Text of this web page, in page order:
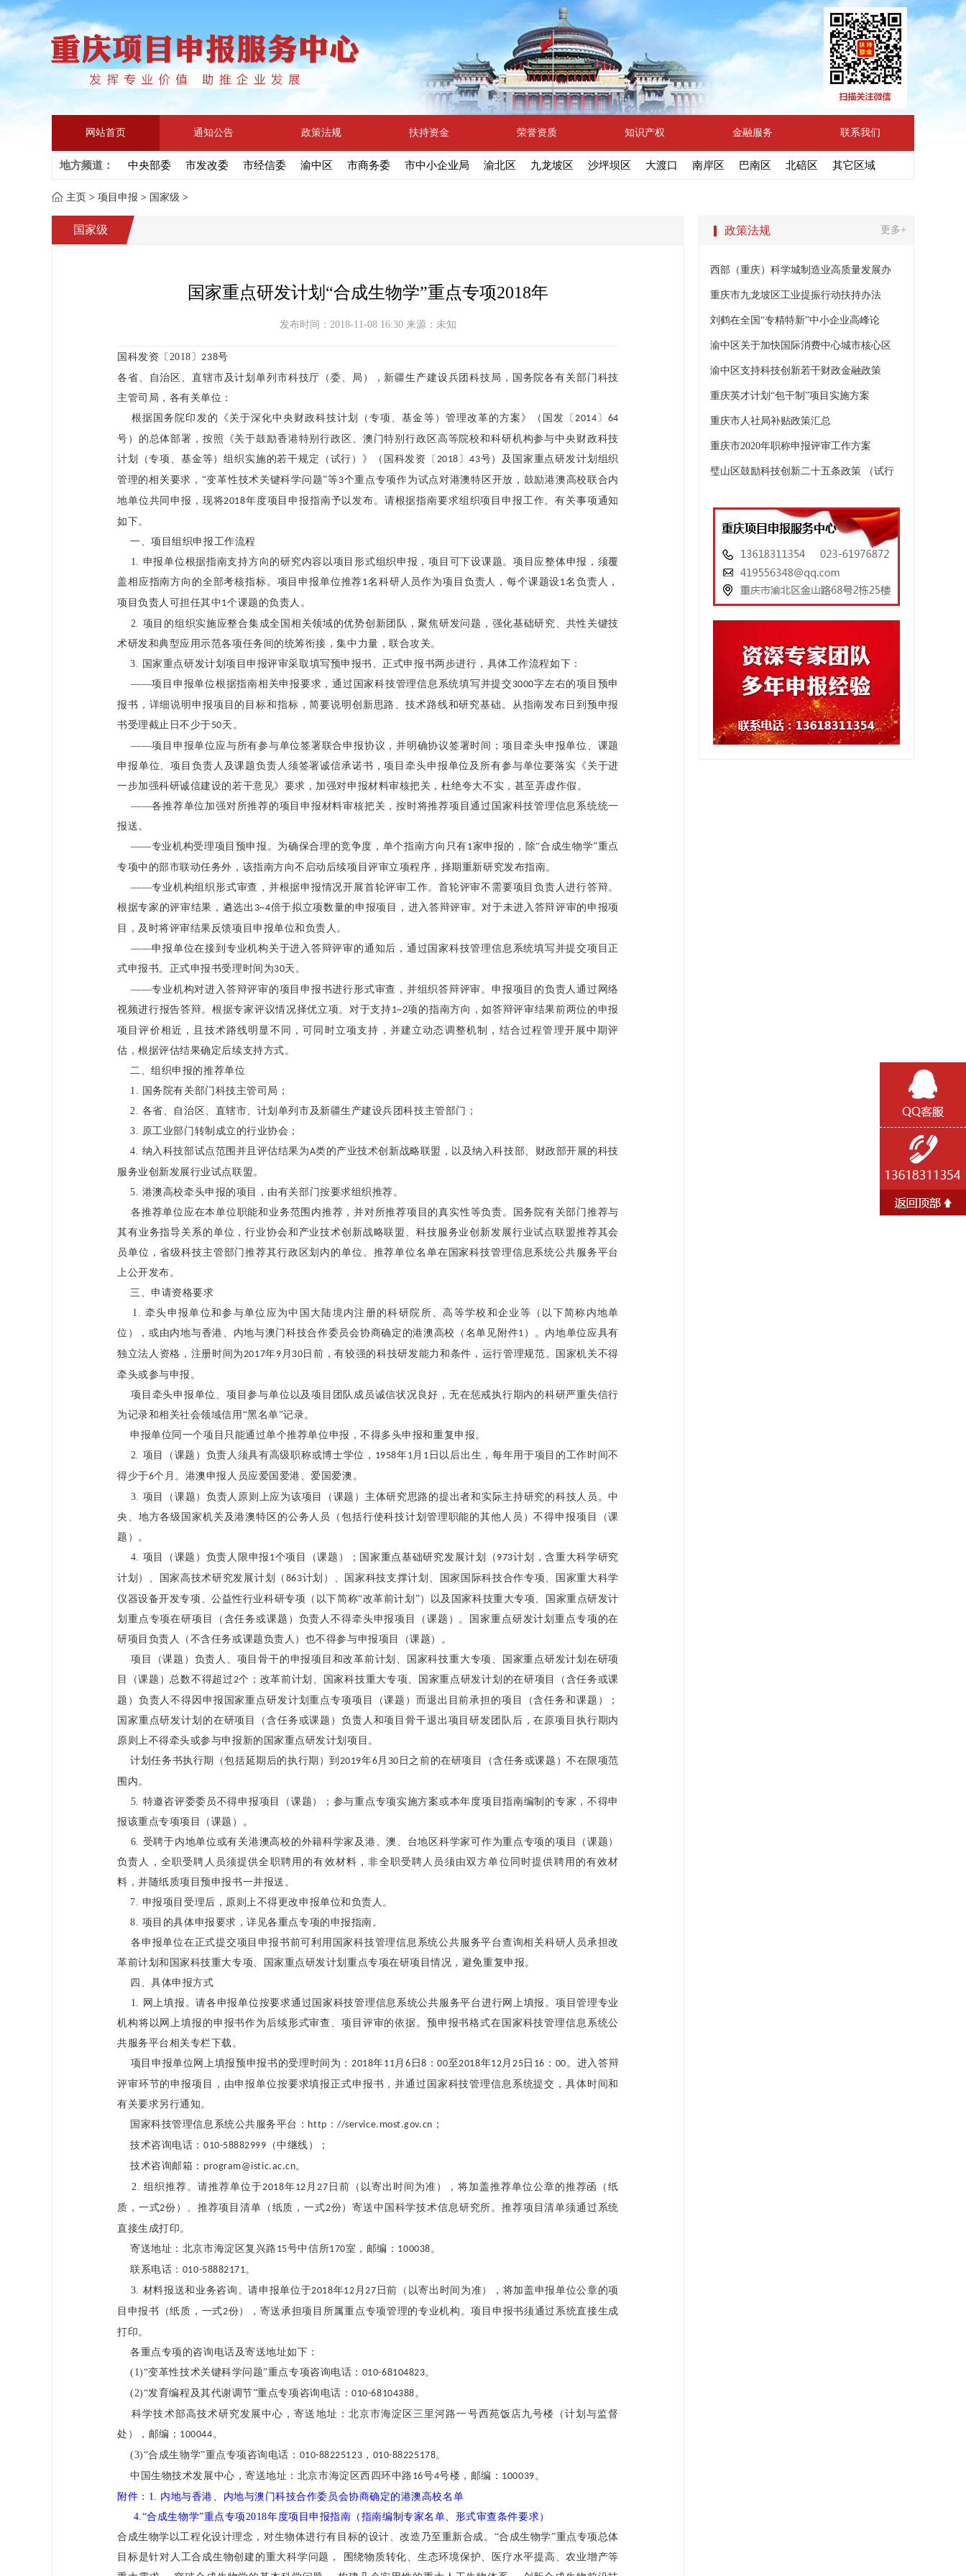
网站首页 通知公告 政策法规 扶持资金 荣誉资质 知识产权 金融服务 联系我们
地方频道： 中央部委 市发改委 市经信委 渝中区 市商务委 市中小企业局 渝北区 九龙坡区 沙坪坝区 大渡口 南岸区 巴南区 北碚区 其它区域
主页 > 项目申报 > 国家级 >
国家级
国家重点研发计划“合成生物学”重点专项2018年
发布时间：2018-11-08 16:30 来源：未知
国科发资〔 2018 〕238号
各省、自治区、直辖市及计划单列市科技厅（委、局），新疆生产建设兵团科技局，国务院各有关部门科技
主管司局，各有关单位：
根据国务院印发的《关于深化中央财政科技计划（专项、基金等）管理改革的方案》（国发〔2014 〕 64
号）的总体部署，按照《关于鼓励香港特别行政区、澳门特别行政区高等院校和科研机构参与中央财政科技
计划（专项、基金等）组织实施的若干规定（试行）》（国科发资〔 2018 〕43号）及国家重点研发计划组织
管理的相关要求，“变革性技术关键科学问题”等3个重点专项作为试点对港澳特区开放，鼓励港澳高校联合内
地单位共同申报，现将2018年度项目申报指南予以发布。请根据指南要求组织项目申报工作。有关事项通知
如下。
一、项目组织申报工作流程
1. 申报单位根据指南支持方向的研究内容以项目形式组织申报，项目可下设课题。项目应整体申报，须覆
盖相应指南方向的全部考核指标。项目申报单位推荐1名科研人员作为项目负责人，每个课题设1名负责人，
项目负责人可担任其中 1个课题的负责人。
2. 项目的组织实施应整合集成全国相关领域的优势创新团队，聚焦研发问题，强化基础研究、共性关键技
术研发和典型应用示范各项任务间的统筹衔接，集中力量，联合攻关。
3. 国家重点研发计划项目申报评审采取填写预申报书、正式申报书两步进行，具体工作流程如下：
——项目申报单位根据指南相关申报要求，通过国家科技管理信息系统填写并提交3000字左右的项目预申
报书，详细说明申报项目的目标和指标，简要说明创新思路、技术路线和研究基础。从指南发布日到预申报
书受理截止日不少于50天。
——项目申报单位应与所有参与单位签署联合申报协议，并明确协议签署时间；项目牵头申报单位、课题
申报单位、项目负责人及课题负责人须签署诚信承诺书，项目牵头申报单位及所有参与单位要落实《关于进
一步加强科研诚信建设的若干意见》要求，加强对申报材料审核把关，杜绝夸大不实，甚至弄虚作假。
——各推荐单位加强对所推荐的项目申报材料审核把关，按时将推荐项目通过国家科技管理信息系统统一
报送。
——专业机构受理项目预申报。为确保合理的竞争度，单个指南方向只有1家申报的，除“合成生物学”重点
专项中的部市联动任务外，该指南方向不启动后续项目评审立项程序，择期重新研究发布指南。
——专业机构组织形式审查，并根据申报情况开展首轮评审工作。首轮评审不需要项目负责人进行答辩。
根据专家的评审结果，遴选出 3~4倍于拟立项数量的申报项目，进入答辩评审。对于未进入答辩评审的申报项
目，及时将评审结果反馈项目申报单位和负责人。
——申报单位在接到专业机构关于进入答辩评审的通知后，通过国家科技管理信息系统填写并提交项目正
式申报书。正式申报书受理时间为30天。
——专业机构对进入答辩评审的项目申报书进行形式审查，并组织答辩评审。申报项目的负责人通过网络
视频进行报告答辩。根据专家评议情况择优立项。对于支持1~2项的指南方向，如答辩评审结果前两位的申报
项目评价相近，且技术路线明显不同，可同时立项支持，并建立动态调整机制，结合过程管理开展中期评
估，根据评估结果确定后续支持方式。
二、组织申报的推荐单位
1. 国务院有关部门科技主管司局；
2. 各省、自治区、直辖市、计划单列市及新疆生产建设兵团科技主管部门；
3. 原工业部门转制成立的行业协会；
4. 纳入科技部试点范围并且评估结果为A类的产业技术创新战略联盟，以及纳入科技部、财政部开展的科技
服务业创新发展行业试点联盟。
5. 港澳高校牵头申报的项目，由有关部门按要求组织推荐。
各推荐单位应在本单位职能和业务范围内推荐，并对所推荐项目的真实性等负责。国务院有关部门推荐与
其有业务指导关系的单位，行业协会和产业技术创新战略联盟、科技服务业创新发展行业试点联盟推荐其会
员单位，省级科技主管部门推荐其行政区划内的单位。推荐单位名单在国家科技管理信息系统公共服务平台
上公开发布。
三、申请资格要求
1. 牵头申报单位和参与单位应为中国大陆境内注册的科研院所、高等学校和企业等（以下简称内地单
位），或由内地与香港、内地与澳门科技合作委员会协商确定的港澳高校（名单见附件1 ）。内地单位应具有
独立法人资格，注册时间为2017年9 月 30 日前，有较强的科技研发能力和条件，运行管理规范。国家机关不得
牵头或参与申报。
项目牵头申报单位、项目参与单位以及项目团队成员诚信状况良好，无在惩戒执行期内的科研严重失信行
为记录和相关社会领域信用“黑名单”记录。
申报单位同一个项目只能通过单个推荐单位申报，不得多头申报和重复申报。
2. 项目（课题）负责人须具有高级职称或博士学位， 1958年1月 1 日以后出生，每年用于项目的工作时间不
得少于6个月。港澳申报人员应爱国爱港、爱国爱澳。
3. 项目（课题）负责人原则上应为该项目（课题）主体研究思路的提出者和实际主持研究的科技人员。中
央、地方各级国家机关及港澳特区的公务人员（包括行使科技计划管理职能的其他人员）不得申报项目（课
题）。
4. 项目（课题）负责人限申报 1个项目（课题）；国家重点基础研究发展计划（ 973计划，含重大科学研究
计划）、国家高技术研究发展计划（ 863计划）、国家科技支撑计划、国家国际科技合作专项、国家重大科学
仪器设备开发专项、公益性行业科研专项（以下简称“改革前计划”）以及国家科技重大专项、国家重点研发计
划重点专项在研项目（含任务或课题）负责人不得牵头申报项目（课题）。国家重点研发计划重点专项的在
研项目负责人（不含任务或课题负责人）也不得参与申报项目（课题）。
项目（课题）负责人、项目骨干的申报项目和改革前计划、国家科技重大专项、国家重点研发计划在研项
目（课题）总数不得超过2个；改革前计划、国家科技重大专项、国家重点研发计划的在研项目（含任务或课
题）负责人不得因申报国家重点研发计划重点专项项目（课题）而退出目前承担的项目（含任务和课题）；
国家重点研发计划的在研项目（含任务或课题）负责人和项目骨干退出项目研发团队后，在原项目执行期内
原则上不得牵头或参与申报新的国家重点研发计划项目。
计划任务书执行期（包括延期后的执行期）到 2019年6月 30 日之前的在研项目（含任务或课题）不在限项范
围内。
5. 特邀咨评委委员不得申报项目（课题）；参与重点专项实施方案或本年度项目指南编制的专家，不得申
报该重点专项项目（课题）。
6. 受聘于内地单位或有关港澳高校的外籍科学家及港、澳、台地区科学家可作为重点专项的项目（课题）
负责人，全职受聘人员须提供全职聘用的有效材料，非全职受聘人员须由双方单位同时提供聘用的有效材
料，并随纸质项目预申报书一并报送。
7. 申报项目受理后，原则上不得更改申报单位和负责人。
8. 项目的具体申报要求，详见各重点专项的申报指南。
各申报单位在正式提交项目申报书前可利用国家科技管理信息系统公共服务平台查询相关科研人员承担改
革前计划和国家科技重大专项、国家重点研发计划重点专项在研项目情况，避免重复申报。
四、具体申报方式
1. 网上填报。请各申报单位按要求通过国家科技管理信息系统公共服务平台进行网上填报。项目管理专业
机构将以网上填报的申报书作为后续形式审查、项目评审的依据。预申报书格式在国家科技管理信息系统公
共服务平台相关专栏下载。
项目申报单位网上填报预申报书的受理时间为：2018年11月 6 日8 ：00至2018年12月25 日 16 ： 00。进入答辩
评审环节的申报项目，由申报单位按要求填报正式申报书，并通过国家科技管理信息系统提交，具体时间和
有关要求另行通知。
国家科技管理信息系统公共服务平台： http ：//service.most.gov.cn ；
技术咨询电话： 010-58882999 （中继线）；
技术咨询邮箱： program@istic.ac.cn。
2. 组织推荐。请推荐单位于2018年12 月27 日前（以寄出时间为准），将加盖推荐单位公章的推荐函（纸
质，一式2份）、推荐项目清单（纸质，一式2份）寄送中国科学技术信息研究所。推荐项目清单须通过系统
直接生成打印。
寄送地址：北京市海淀区复兴路 15号中信所170室，邮编： 100038。
联系电话： 010-58882171。
3. 材料报送和业务咨询。请申报单位于2018年12 月27 日前（以寄出时间为准），将加盖申报单位公章的项
目申报书（纸质，一式2份），寄送承担项目所属重点专项管理的专业机构。项目申报书须通过系统直接生成
打印。
各重点专项的咨询电话及寄送地址如下：
(1)“变革性技术关键科学问题”重点专项咨询电话： 010-68104823。
(2)“发育编程及其代谢调节”重点专项咨询电话：010-68104388。
科学技术部高技术研究发展中心，寄送地址：北京市海淀区三里河路一号西苑饭店九号楼（计划与监督
处），邮编： 100044。
(3)“合成生物学”重点专项咨询电话： 010-88225123 ， 010-88225178。
中国生物技术发展中心，寄送地址：北京市海淀区西四环中路 16号4号楼，邮编： 100039。
附件： 1. 内地与香港、内地与澳门科技合作委员会协商确定的港澳高校名单
4.“合成生物学”重点专项2018年度项目申报指南（指南编制专家名单、形式审查条件要求）
合成生物学以工程化设计理念，对生物体进行有目标的设计、改造乃至重新合成。 “合成生物学”重点专项总体
目标是针对人工合成生物创建的重大科学问题， 围绕物质转化、生态环境保护、医疗水平提高、农业增产等
政策法规 更多+
西部（重庆）科学城制造业高质量发展办
重庆市九龙坡区工业提振行动扶持办法
刘鹤在全国“专精特新”中小企业高峰论
渝中区关于加快国际消费中心城市核心区
渝中区支持科技创新若干财政金融政策
重庆英才计划“包干制”项目实施方案
重庆市人社局补贴政策汇总
重庆市2020年职称申报评审工作方案
璧山区鼓励科技创新二十五条政策 （试行